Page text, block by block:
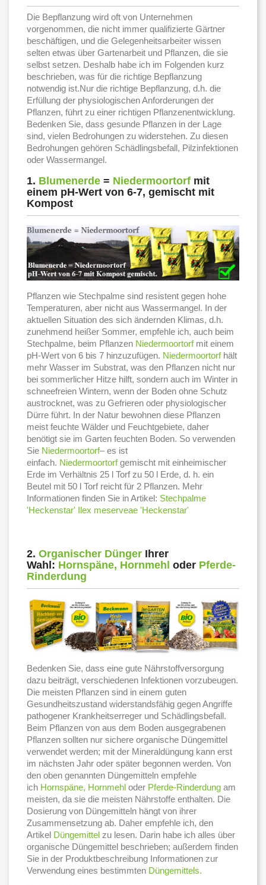
Die Bepflanzung wird oft von Unternehmen
vorgenommen, die nicht immer qualifizierte Gärtner
beschäftigen, und die Gelegenheitsarbeiter wissen
selten etwas über Gartenarbeit und Pflanzen, die sie
selbst setzen. Deshalb habe ich im Folgenden kurz
beschrieben, was für die richtige Bepflanzung
notwendig ist.Nur die richtige Bepflanzung, d.h. die
Erfüllung der physiologischen Anforderungen der
Pflanzen, führt zu einer richtigen Pflanzenentwicklung.
Bedenken Sie, dass gesunde Pflanzen in der Lage
sind, vielen Bedrohungen zu widerstehen. Zu diesen
Bedrohungen gehören Schädlingsbefall, Pilzinfektionen
oder Wassermangel.
1. Blumenerde = Niedermoortorf mit
einem pH-Wert von 6-7, gemischt mit
Kompost
Pflanzen wie Stechpalme sind resistent gegen hohe
Temperaturen, aber nicht aus Wassermangel. In der
aktuellen Situation des sich ändernden Klimas, d.h.
zunehmend heißer Sommer, empfehle ich, auch beim
Stechpalme, beim Pflanzen Niedermoortorf mit einem
pH-Wert von 6 bis 7 hinzuzufügen. Niedermoortorfhält
mehr Wasser im Substrat, was den Pflanzen nicht nur
bei sommerlicher Hitze hilft, sondern auch im Winter in
schneefreien Wintern, wenn der Boden ohne Schutz
austrocknet, was zu Gefrieren oder physiologischer
Dürre führt. In der Natur bewohnen diese Pflanzen
meist feuchte Wälder und Feuchtgebiete, daher
benötigt sie im Garten feuchten Boden. So verwenden
Sie Niedermoortorf– es ist
einfach. Niedermoortorfgemischt mit einheimischer
Erde im Verhältnis 25 l Torf zu 50 l Erde, d. h. ein
Beutel mit 50 l Torf reicht für 2 Pflanzen. Mehr
Informationen finden Sie in Artikel: Stechpalme
'Heckenstar' Ilex meserveae 'Heckenstar'
2. Organischer Dünger Ihrer
Wahl: Hornspäne, Hornmehl oder Pferde-
Rinderdung
Bedenken Sie, dass eine gute Nährstoffversorgung
dazu beiträgt, verschiedenen Infektionen vorzubeugen.
Die meisten Pflanzen sind in einem guten
Gesundheitszustand widerstandsfähig gegen Angriffe
pathogener Krankheitserreger und Schädlingsbefall.
Beim Pflanzen von aus dem Boden ausgegrabenen
Pflanzen sollten nur sichere organische Düngemittel
verwendet werden; mit der Mineraldüngung kann erst
im nächsten Jahr oder später begonnen werden. Von
den oben genannten Düngemitteln empfehle
ich Hornspäne, Hornmehl oder Pferde-Rinderdung am
meisten, da sie die meisten Nährstoffe enthalten. Die
Dosierung von Düngemitteln hängt von ihrer
Zusammensetzung ab. Daher empfehle ich, den
Artikel Düngemittel zu lesen. Darin habe ich alles über
organische Düngemittel beschrieben; außerdem finden
Sie in der Produktbeschreibung Informationen zur
Verwendung eines bestimmten Düngemittels.